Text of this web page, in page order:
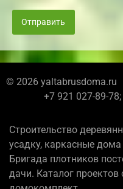
Отправить
© 2026 yaltabrusdoma.ru
+7 921 027-89-
Строительство
усадку, каркасные
Бригада плотников
дачи. Каталог